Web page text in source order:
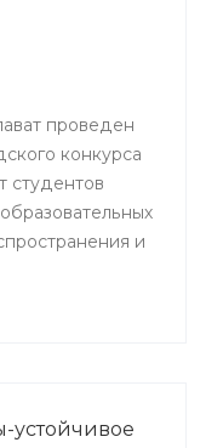
проведен
конкурса
студентов
и
устойчивое